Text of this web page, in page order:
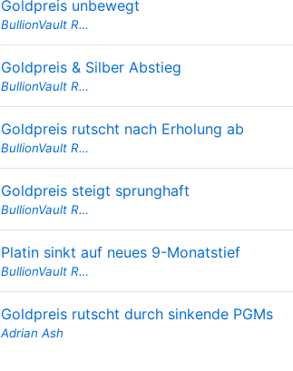
Goldpreis unbewegt
BullionVault R…
Goldpreis & Silber Abstieg
BullionVault R…
Goldpreis rutscht nach Erholung ab
BullionVault R…
Goldpreis steigt sprunghaft
BullionVault R…
Platin sinkt auf neues 9-Monatstief
BullionVault R…
Goldpreis rutscht durch sinkende PGMs
Adrian Ash